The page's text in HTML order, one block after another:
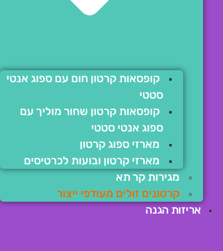
קופסאות קרטון חום עם ספוג אנטי
סטטי
קופסאות קרטון שחור מוליך עם
ספוג אנטי סטטי
מארזי ספוג קרטון
מארזי קרטון ובועות לכרטיסים
מגירות קר תא
קרטונים זולים מעודפי ייצור
אריזות הגנה